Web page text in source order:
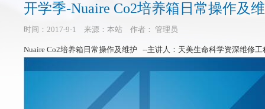
开学季-Nuaire Co2培养箱日常操作及
时间：2017-9-1 来源：本站 作者： 管理员
Nuaire Co2培养箱日常操作及维护 --主讲人：天美生命科学资深维修